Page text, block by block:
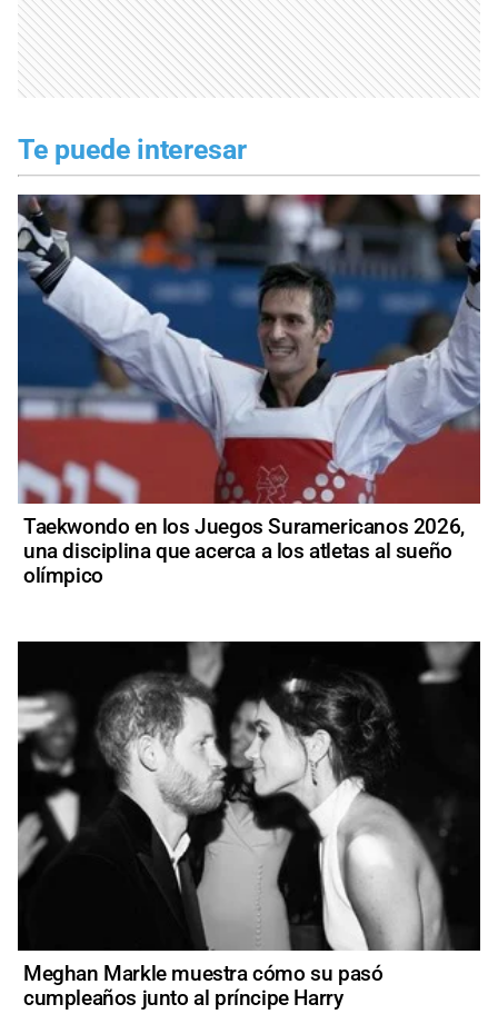
Te puede interesar
Taekwondo en los Juegos Suramericanos 2026,
una disciplina que acerca a los atletas al sueño
olímpico
Meghan Markle muestra cómo su pasó
cumpleaños junto al príncipe Harry